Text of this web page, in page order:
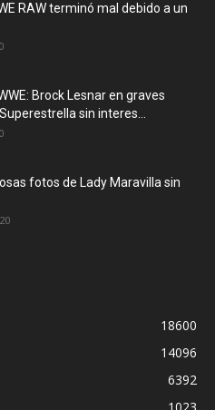
RAW terminó mal debido a un
Brock Lesnar en graves
sin interes...
fotos de Lady Maravilla sin
18600
14096
6392